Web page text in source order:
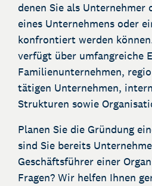
denen Sie als Unternehmer
eines Unternehmens oder
konfrontiert werden
verfügt über umfangreiche
Familienunternehmen,
tätigen Unternehmen,
Strukturen sowie
Planen Sie die Gründung
sind Sie bereits
Geschäftsführer einer
Fragen? Wir helfen Ihnen